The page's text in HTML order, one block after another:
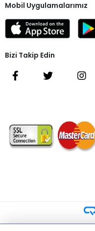
Mobil Uygulamalarımız
Bizi Takip Edin